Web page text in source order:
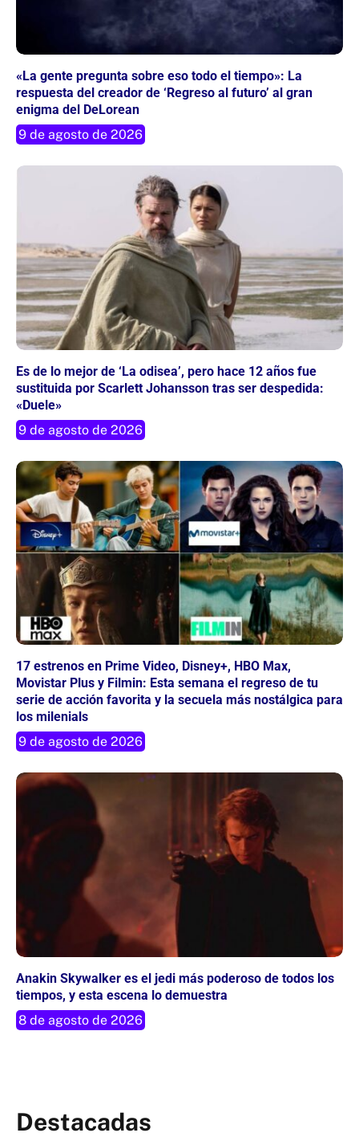
«La gente pregunta sobre eso todo el tiempo»: La
respuesta del creador de ‘Regreso al futuro’ al gran
enigma del DeLorean
9 de agosto de 2026
Es de lo mejor de ‘La odisea’, pero hace 12 años fue
sustituida por Scarlett Johansson tras ser despedida:
«Duele»
9 de agosto de 2026
17 estrenos en Prime Video, Disney+, HBO Max,
Movistar Plus y Filmin: Esta semana el regreso de tu
serie de acción favorita y la secuela más nostálgica para
los milenials
9 de agosto de 2026
Anakin Skywalker es el jedi más poderoso de todos los
tiempos, y esta escena lo demuestra
8 de agosto de 2026
Destacadas